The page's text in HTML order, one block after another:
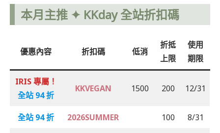
本月主推 ✦ KKday 全站折扣碼
優惠內容 折扣碼 低消
折抵
上限
使用
期限
IRIS 專屬！
全站 94 折
KKVEGAN 1500 200 12/31
全站 94 折 2026SUMMER 100 8/31